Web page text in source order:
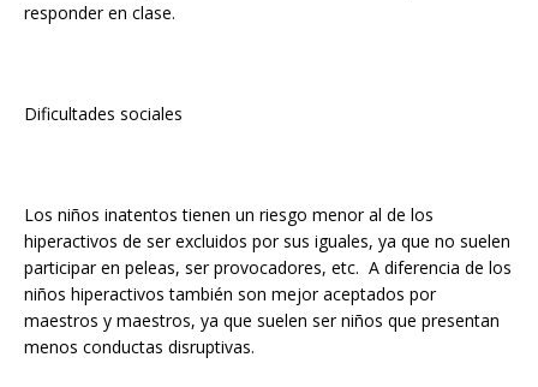
responder en clase.
Dificultades sociales
Los niños inatentos tienen un riesgo menor al de los
hiperactivos de ser excluidos por sus iguales, ya que no suelen
participar en peleas, ser provocadores, etc. A diferencia de los
niños hiperactivos también son mejor aceptados por
maestros y maestros, ya que suelen ser niños que presentan
menos conductas disruptivas.